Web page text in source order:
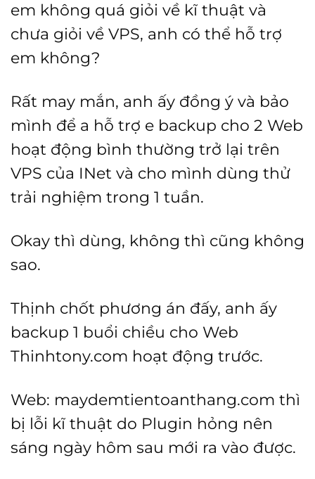
em không quá giỏi về kĩ thuật và
chưa giỏi về VPS, anh có thể hỗ trợ
em không?
Rất may mắn, anh ấy đồng ý và bảo
mình để a hỗ trợ e backup cho 2 Web
hoạt động bình thường trở lại trên
VPS của INet và cho mình dùng thử
trải nghiệm trong 1 tuần.
Okay thì dùng, không thì cũng không
sao.
Thịnh chốt phương án đấy, anh ấy
backup 1 buổi chiều cho Web
Thinhtony.com hoạt động trước.
Web: maydemtientoanthang.com thì
bị lỗi kĩ thuật do Plugin hỏng nên
sáng ngày hôm sau mới ra vào được.